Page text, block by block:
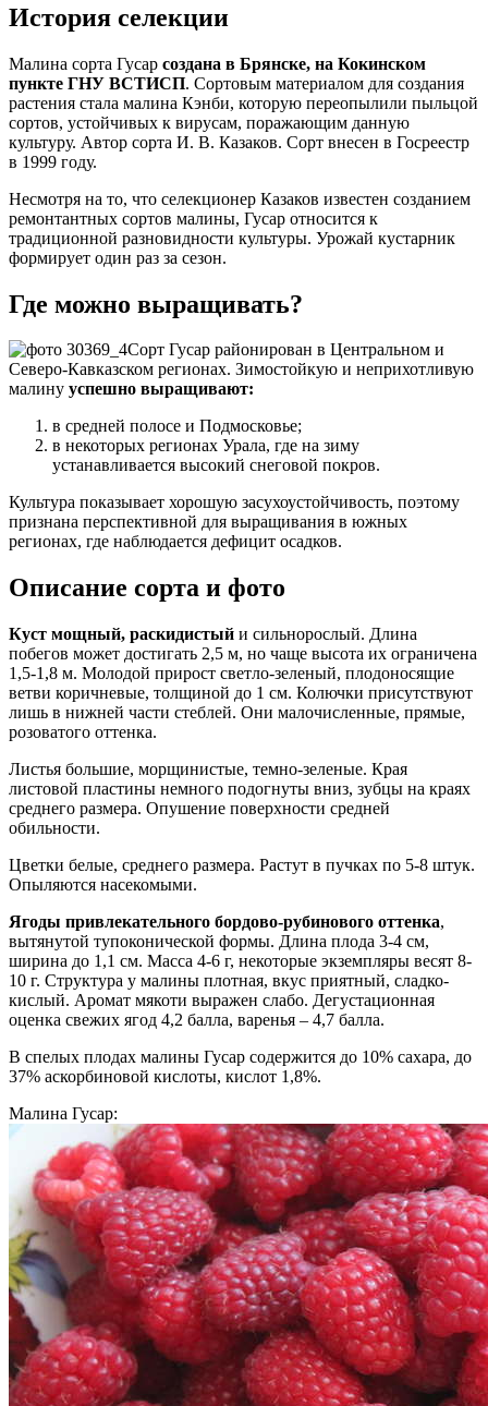
История селекции
Малина сорта Гусар создана в Брянске, на Кокинском
пункте ГНУ ВСТИСП. Сортовым материалом для создания
растения стала малина Кэнби, которую переопылили пыльцой
сортов, устойчивых к вирусам, поражающим данную
культуру. Автор сорта И. В. Казаков. Сорт внесен в Госреестр
в 1999 году.
Несмотря на то, что селекционер Казаков известен созданием
ремонтантных сортов малины, Гусар относится к
традиционной разновидности культуры. Урожай кустарник
формирует один раз за сезон.
Где можно выращивать?
Сорт Гусар районирован в Центральном и
Северо-Кавказском регионах. Зимостойкую и неприхотливую
малину успешно выращивают:
в средней полосе и Подмосковье;
в некоторых регионах Урала, где на зиму
устанавливается высокий снеговой покров.
Культура показывает хорошую засухоустойчивость, поэтому
признана перспективной для выращивания в южных
регионах, где наблюдается дефицит осадков.
Описание сорта и фото
Куст мощный, раскидистый и сильнорослый. Длина
побегов может достигать 2,5 м, но чаще высота их ограничена
1,5-1,8 м. Молодой прирост светло-зеленый, плодоносящие
ветви коричневые, толщиной до 1 см. Колючки присутствуют
лишь в нижней части стеблей. Они малочисленные, прямые,
розоватого оттенка.
Листья большие, морщинистые, темно-зеленые. Края
листовой пластины немного подогнуты вниз, зубцы на краях
среднего размера. Опушение поверхности средней
обильности.
Цветки белые, среднего размера. Растут в пучках по 5-8 штук.
Опыляются насекомыми.
Ягоды привлекательного бордово-рубинового оттенка,
вытянутой тупоконической формы. Длина плода 3-4 см,
ширина до 1,1 см. Масса 4-6 г, некоторые экземпляры весят 8-
10 г. Структура у малины плотная, вкус приятный, сладко-
кислый. Аромат мякоти выражен слабо. Дегустационная
оценка свежих ягод 4,2 балла, варенья – 4,7 балла.
В спелых плодах малины Гусар содержится до 10% сахара, до
37% аскорбиновой кислоты, кислот 1,8%.
Малина Гусар: